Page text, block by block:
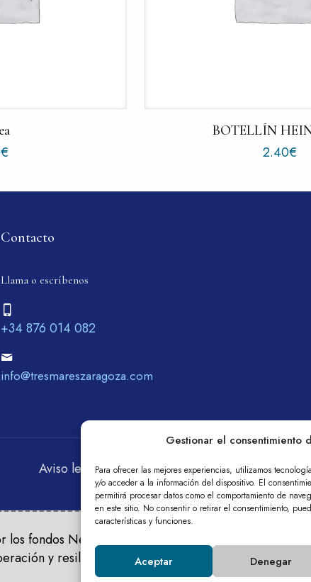
Gestionar el consentimiento
Para ofrecer las mejores experiencias, utilizamos
y/o acceder a la información del dispositivo. El
permitirá procesar datos como el comportamiento de
en este sitio. No consentir o retirar el consentimiento,
características y funciones.
Aceptar Denegar
€
BOTELLÍN
2.40€
Contacto
Llama o escríbenos
+34 876 014 082
info@tresmareszaragoza.com
Aviso legal Política de privacidad Política de
fondos Next Generation (EU)
y resiliencia.